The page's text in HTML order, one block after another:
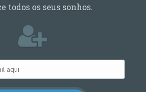
todos os seus sonhos.